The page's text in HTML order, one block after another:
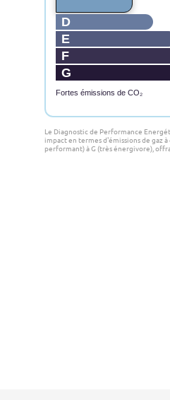
D
E
F
G
Fortes émissions de CO₂
Le Diagnostic de Performance
impact en termes d'émissions de gaz
performant) à G (très énergivore),